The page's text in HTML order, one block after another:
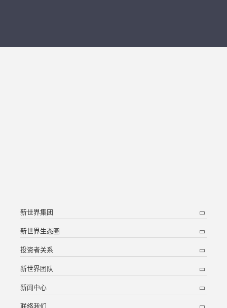
新世界集团
新世界生态圈
投资者关系
新世界团队
新闻中心
联络我们